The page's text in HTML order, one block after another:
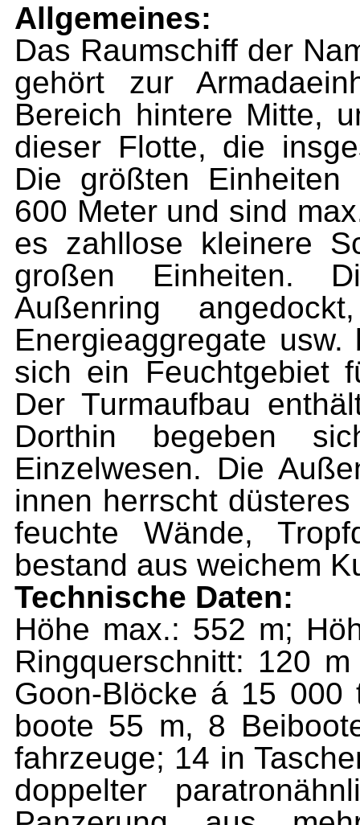
Allgemeines:
Das Raumschiff der
gehört zur
Bereich hintere Mitte,
dieser Flotte, die
Die größten
600 Meter und sind
es zahllose kleinere
großen Einheiten.
Außenring
Energieaggregate
sich ein Feuchtgebiet
Der Turmaufbau
Dorthin begeben
Einzelwesen. Die
innen herrscht
feuchte Wände,
bestand aus weichem
Technische Daten:
Höhe max.: 552 m;
Ringquerschnitt: 120
Goon-Blöcke á 15
boote 55 m, 8
fahrzeuge; 14 in
doppelter